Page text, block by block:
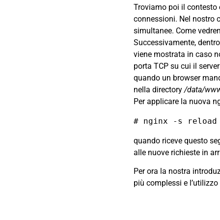
Troviamo poi il contesto
connessioni. Nel nostro
simultanee. Come
Successivamente,
viene mostrata in caso
porta TCP su cui il
quando un browser
nella directory /data/
Per applicare la nuova
quando riceve questo
alle nuove richieste in
Per ora la nostra
più complessi e